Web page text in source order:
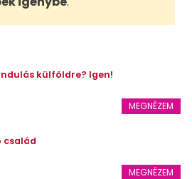
külföldre? Igen!
MEGNÉZEM
család
MEGNÉZEM